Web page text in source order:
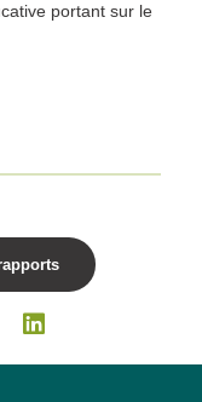
portant sur le